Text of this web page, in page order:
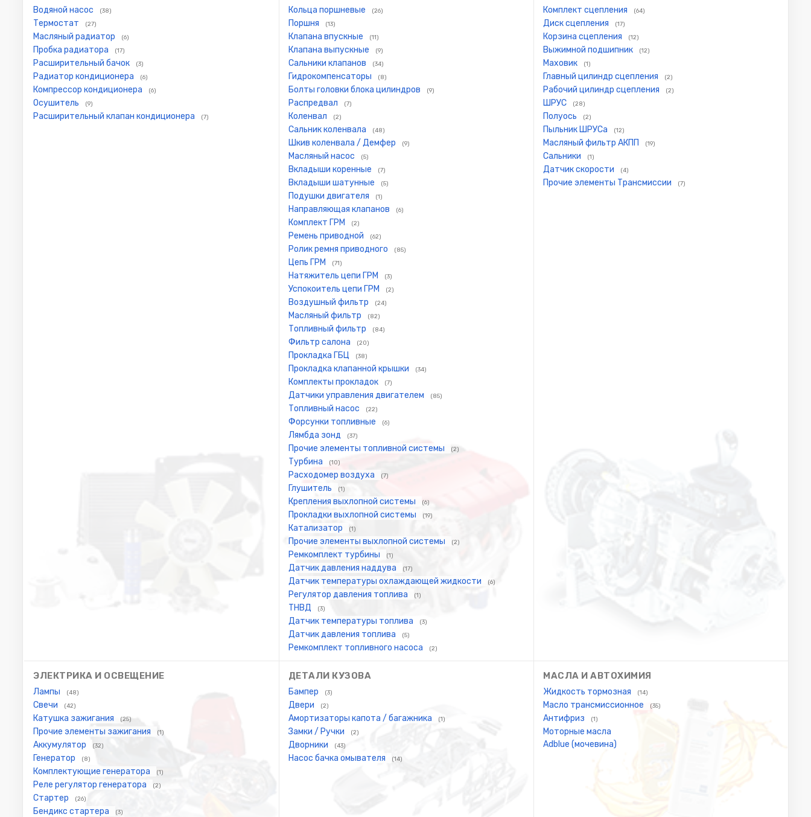
Водяной насос (38)
Термостат (27)
Масляный радиатор (6)
Пробка радиатора (17)
Расширительный бачок (3)
Радиатор кондиционера (6)
Компрессор кондиционера (6)
Осушитель (9)
Расширительный клапан кондиционера (7)
Кольца поршневые (26)
Поршня (13)
Клапана впускные (11)
Клапана выпускные (9)
Сальники клапанов (34)
Гидрокомпенсаторы (8)
Болты головки блока цилиндров (9)
Распредвал (7)
Коленвал (2)
Сальник коленвала (48)
Шкив коленвала / Демфер (9)
Масляный насос (5)
Вкладыши коренные (7)
Вкладыши шатунные (5)
Подушки двигателя (1)
Направляющая клапанов (6)
Комплект ГРМ (2)
Ремень приводной (62)
Ролик ремня приводного (85)
Цепь ГРМ (71)
Натяжитель цепи ГРМ (3)
Успокоитель цепи ГРМ (2)
Воздушный фильтр (24)
Масляный фильтр (82)
Топливный фильтр (84)
Фильтр салона (20)
Прокладка ГБЦ (38)
Прокладка клапанной крышки (34)
Комплекты прокладок (7)
Датчики управления двигателем (85)
Топливный насос (22)
Форсунки топливные (6)
Лямбда зонд (37)
Прочие элементы топливной системы (2)
Турбина (10)
Расходомер воздуха (7)
Глушитель (1)
Крепления выхлопной системы (6)
Прокладки выхлопной системы (19)
Катализатор (1)
Прочие элементы выхлопной системы (2)
Ремкомплект турбины (1)
Датчик давления наддува (17)
Датчик температуры охлаждающей жидкости (6)
Регулятор давления топлива (1)
ТНВД (3)
Датчик температуры топлива (3)
Датчик давления топлива (5)
Ремкомплект топливного насоса (2)
Комплект сцепления (64)
Диск сцепления (17)
Корзина сцепления (12)
Выжимной подшипник (12)
Маховик (1)
Главный цилиндр сцепления (2)
Рабочий цилиндр сцепления (2)
ШРУС (28)
Полуось (2)
Пыльник ШРУСа (12)
Масляный фильтр АКПП (19)
Сальники (1)
Датчик скорости (4)
Прочие элементы Трансмиссии (7)
ЭЛЕКТРИКА И ОСВЕЩЕНИЕ
Лампы (48)
Свечи (42)
Катушка зажигания (25)
Прочие элементы зажигания (1)
Аккумулятор (32)
Генератор (8)
Комплектующие генератора (1)
Реле регулятор генератора (2)
Стартер (26)
Бендикс стартера (3)
ДЕТАЛИ КУЗОВА
Бампер (3)
Двери (2)
Амортизаторы капота / багажника (1)
Замки / Ручки (2)
Дворники (43)
Насос бачка омывателя (14)
МАСЛА И АВТОХИМИЯ
Жидкость тормозная (14)
Масло трансмиссионное (35)
Антифриз (1)
Моторные масла
Adblue (мочевина)